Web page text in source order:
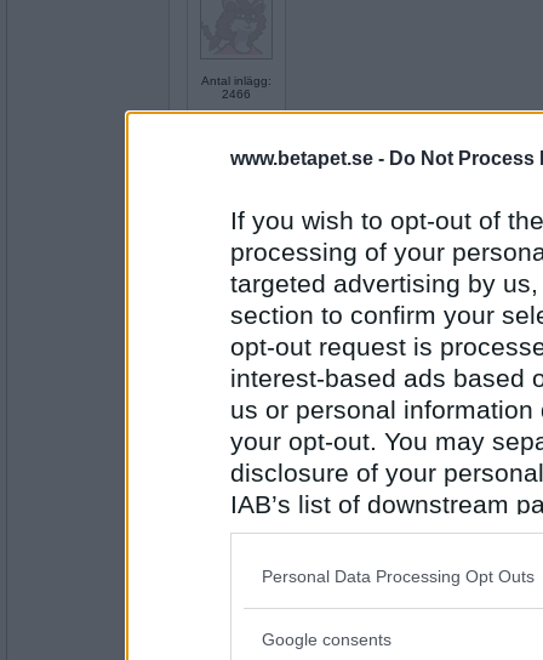
www.betapet.se - Do Not Process
If you wish to opt-out of
processing of your
targeted advertising by
section to confirm your
opt-out request is
interest-based ads based
us or personal
your opt-out. You may
disclosure of your
IAB’s list of downstream
also be disclosed by us
Downstream Participants
Please note that this
Personal Data Processing Opt Outs
Google consents
Antal inlägg:
2466
1414
Japp
Antal inlägg:
1798
Jo
Antal inlägg: